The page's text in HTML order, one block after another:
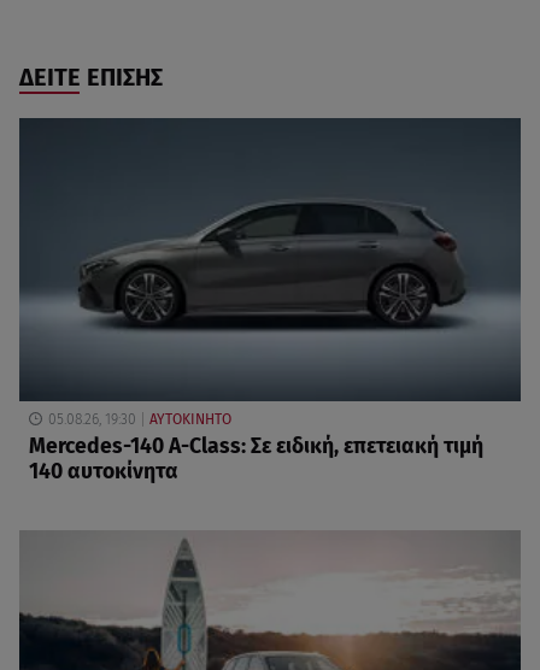
ΔΕΙΤΕ ΕΠΙΣΗΣ
05.08.26, 19:30 ΑΥΤΟΚΙΝΗΤΟ
Mercedes-140 A-Class: Σε ειδική, επετειακή τιμή
140 αυτοκίνητα